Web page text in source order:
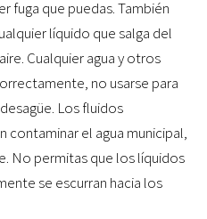
fuga que puedas. También
líquido que salga del
Cualquier agua y otros
no usarse para
Los fluidos
contaminar el agua municipal,
No permitas que los líquidos
se escurran hacia los